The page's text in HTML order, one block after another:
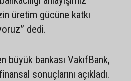
üretim gücüne katkı
dedi.
büyük bankası VakıfBank,
sonuçlarını açıkladı.